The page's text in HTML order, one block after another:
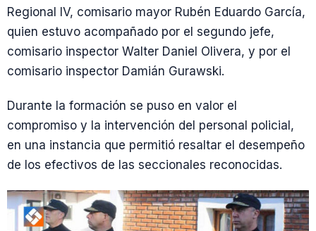
Regional IV, comisario mayor Rubén Eduardo García,
quien estuvo acompañado por el segundo jefe,
comisario inspector Walter Daniel Olivera, y por el
comisario inspector Damián Gurawski.
Durante la formación se puso en valor el
compromiso y la intervención del personal policial,
en una instancia que permitió resaltar el desempeño
de los efectivos de las seccionales reconocidas.